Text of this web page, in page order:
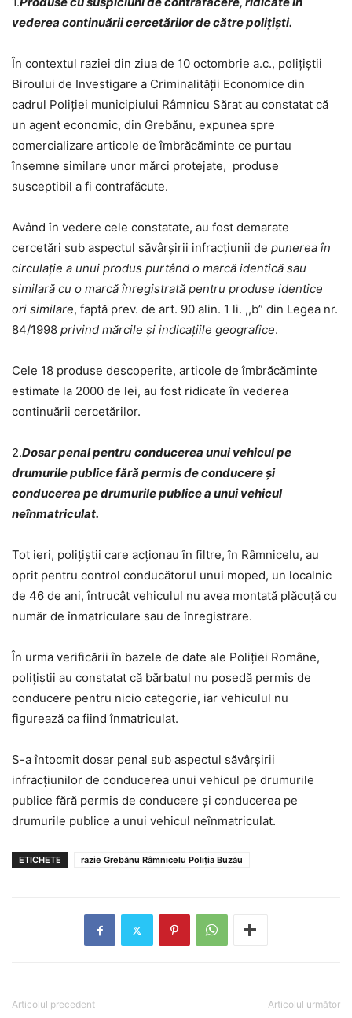
vederea continuării cercetărilor de către poliţişti.
În contextul raziei din ziua de 10 octombrie a.c., poliţiştii
Biroului de Investigare a Criminalității Economice din
cadrul Poliției municipiului Râmnicu Sărat au constatat că
un agent economic, din Grebănu, expunea spre
comercializare articole de îmbrăcăminte ce purtau
însemne similare unor mărci protejate, produse
susceptibil a fi contrafăcute.
Având în vedere cele constatate, au fost demarate
cercetări sub aspectul săvârşirii infracţiunii de punerea în
circulaţie a unui produs purtând o marcă identică sau
similară cu o marcă înregistrată pentru produse identice
ori similare, faptă prev. de art. 90 alin. 1 li. ,,b” din Legea nr.
84/1998 privind mărcile şi indicaţiile geografice.
Cele 18 produse descoperite, articole de îmbrăcăminte
estimate la 2000 de lei, au fost ridicate în vederea
continuării cercetărilor.
2.Dosar penal pentru conducerea unui vehicul pe
drumurile publice fără permis de conducere și
conducerea pe drumurile publice a unui vehicul
neînmatriculat.
Tot ieri, polițiștii care acționau în filtre, în Râmnicelu, au
oprit pentru control conducătorul unui moped, un localnic
de 46 de ani, întrucât vehiculul nu avea montată plăcuță cu
număr de înmatriculare sau de înregistrare.
În urma verificării în bazele de date ale Poliției Române,
polițiștii au constatat că bărbatul nu posedă permis de
conducere pentru nicio categorie, iar vehiculul nu
figurează ca fiind înmatriculat.
S-a întocmit dosar penal sub aspectul săvârșirii
infracțiunilor de conducerea unui vehicul pe drumurile
publice fără permis de conducere și conducerea pe
drumurile publice a unui vehicul neînmatriculat.
ETICHETE razie Grebănu Râmnicelu Poliția Buzău
Articolul precedent Articolul următor